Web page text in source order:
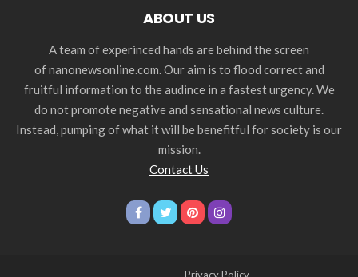
ABOUT US
A team of experinced hands are behind the screen
of nanonewsonline.com. Our aim is to flood correct and
fruitful information to the audince in a fastest urgency. We
do not promote negative and sensational news culture.
Instead, pumping of what it will be benefitful for society is our
mission.
Contact Us